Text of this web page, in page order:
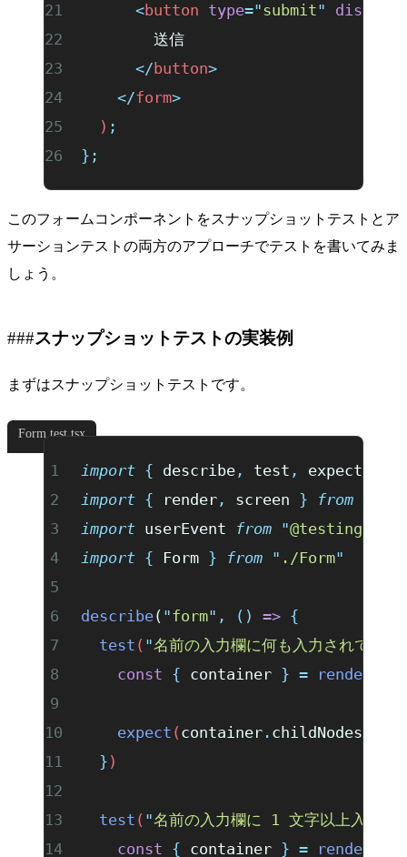
      <
button type="submit" disabled
        送信
      </
button>
    </
form>
  )
;
};
このフォームコンポーネントをスナップショットテストとア
サーションテストの両方のアプローチでテストを書いてみま
しょう。
スナップショットテストの実装例
まずはスナップショットテストです。
Form.test.tsx
import { describe , test , expect
import { render , screen } from
import userEvent from "@testing-
import { Form } from " ./Form"
describe( "form" , () => {
  test
( "名前の入力欄に何も入力されてい
    const
{ container } = render
    expect
( container . childNodes
  }
)
  test
( "名前の入力欄に 1 文字以上入力さ
    const
{ container } = render